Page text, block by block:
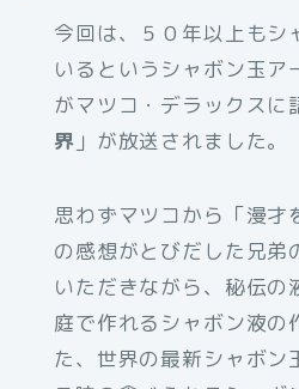
今回は、５０年以上もシ
いるというシャボン玉ア
がマツコ・デラックスに
界 」が放送されました。
思わずマツコから「漫才
の感想がとびだした兄弟
いただきながら、秘伝の
庭で作れるシャボン液の
た、世界の最新シャボン